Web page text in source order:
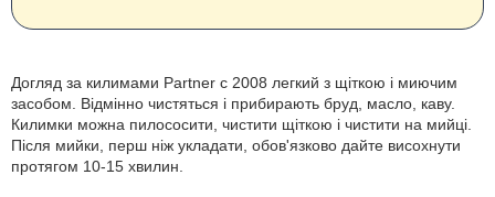
Догляд за килимами Partner с 2008 легкий з щіткою і миючим
засобом. Відмінно чистяться і прибирають бруд, масло, каву.
Килимки можна пилососити, чистити щіткою і чистити на мийці.
Після мийки, перш ніж укладати, обов'язково дайте висохнути
протягом 10-15 хвилин.